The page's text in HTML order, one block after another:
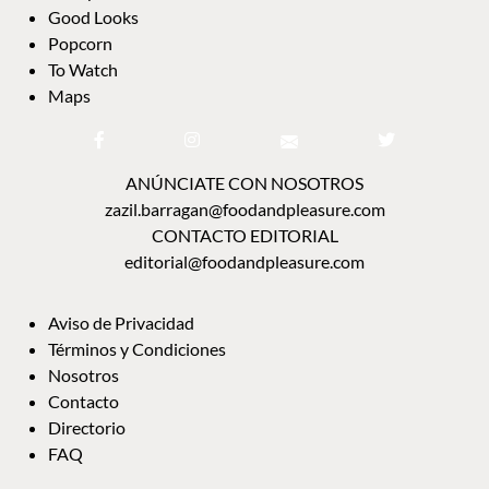
Good Looks
Popcorn
To Watch
Maps
ANÚNCIATE CON NOSOTROS
zazil.barragan@foodandpleasure.com
CONTACTO EDITORIAL
editorial@foodandpleasure.com
Aviso de Privacidad
Términos y Condiciones
Nosotros
Contacto
Directorio
FAQ